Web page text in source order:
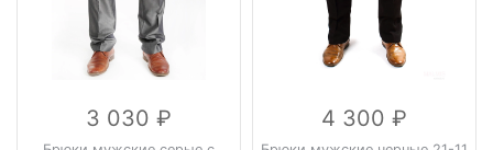
3 030 4 300